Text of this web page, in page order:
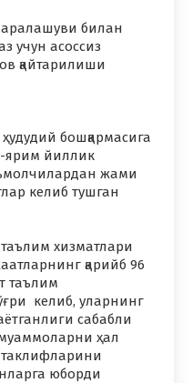
аралашуви билан
учун асоссиз
қайтарилиши
бошқармасига
ярим йиллик
жами
келиб тушган
таълим хизматлари
қарийб 96
таълим
келиб, уларнинг
сабабли
ҳал
юборди